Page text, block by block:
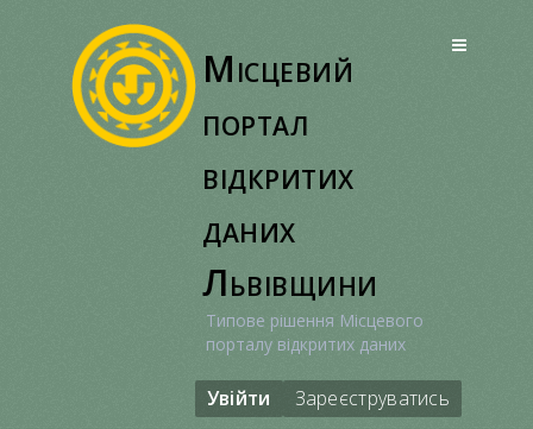
Місцевий
портал
відкритих
даних
Львівщини
Типове рішення Місцевого
порталу відкритих даних
Увійти Зареєструватись